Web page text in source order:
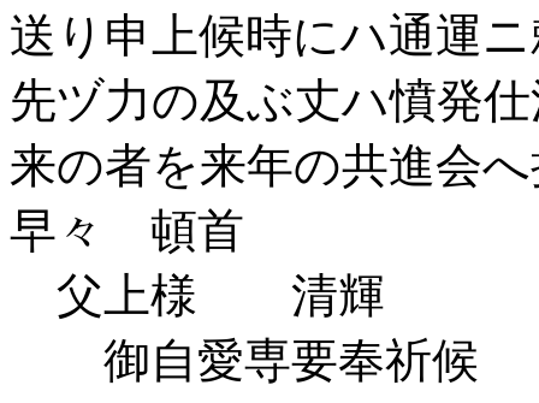
送り申上候時にハ通運
先ヅ力の及ぶ丈ハ憤発
来の者を来年の共進会
早々 頓首
父上様 清輝
御自愛専要奉祈候